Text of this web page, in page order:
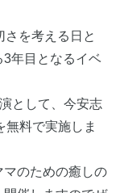
を考える日と
年目となるイベ
として、今安志
無料で実施しま
のための癒しの